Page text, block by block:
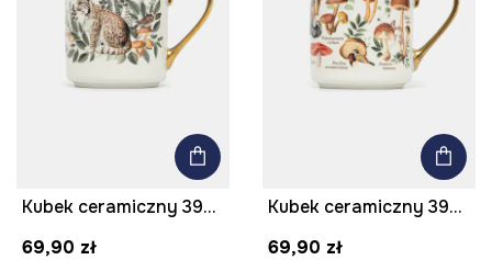
Kubek ceramiczny 390 ml z ozdobnym wzorem
69,90 zł
Kubek ceramiczny 390 ml z ozdobnym wzorem
69,90 zł